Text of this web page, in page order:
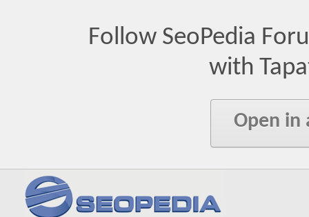
Follow SeoPedia
with
Open in